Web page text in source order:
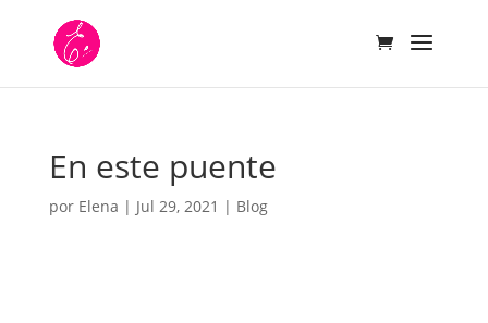
En este puente
por Elena | Jul 29, 2021 | Blog